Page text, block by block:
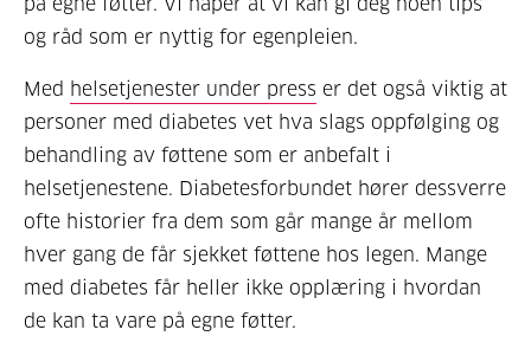
og råd som er nyttig for egenpleien.
Med helsetjenester under press er det også viktig at
personer med diabetes vet hva slags oppfølging og
behandling av føttene som er anbefalt i
helsetjenestene. Diabetesforbundet hører dessverre
ofte historier fra dem som går mange år mellom
hver gang de får sjekket føttene hos legen. Mange
med diabetes får heller ikke opplæring i hvordan
de kan ta vare på egne føtter.